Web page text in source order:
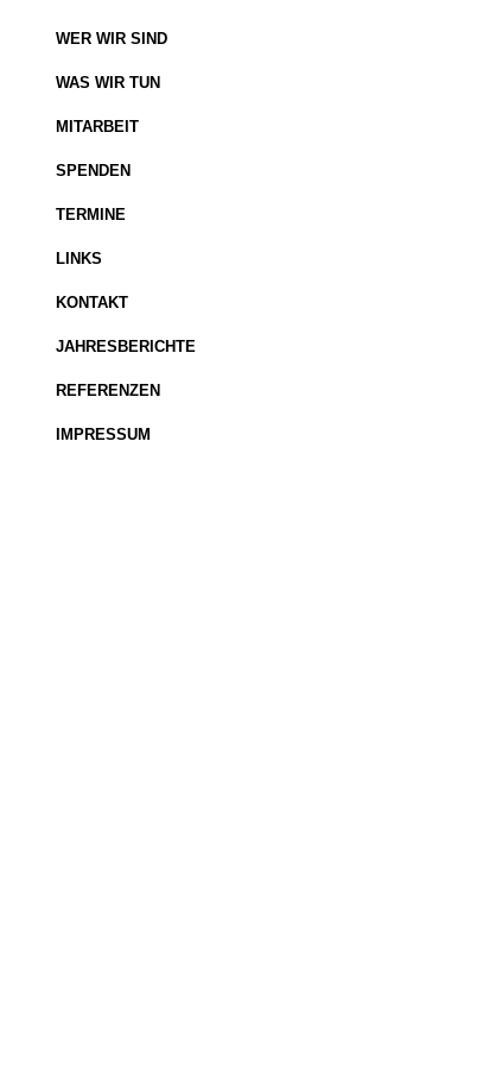
WER WIR SIND
WAS WIR TUN
MITARBEIT
SPENDEN
TERMINE
LINKS
KONTAKT
JAHRESBERICHTE
REFERENZEN
IMPRESSUM